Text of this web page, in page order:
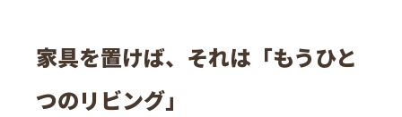
家具を置けば、それは「もうひと
つのリビング」